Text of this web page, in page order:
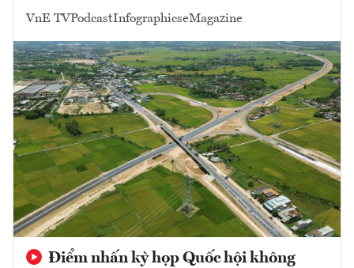
VnE TVPodcastInfographicseMagazine
Điểm nhấn kỳ họp Quốc hội không